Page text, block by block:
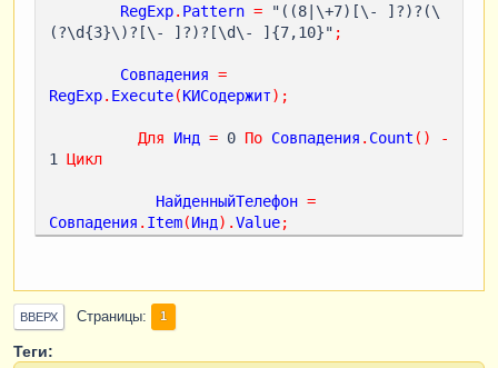
RegExp. Pattern = "((8|\+7)[\- ]?)?(\
(?\d{3}\)?[\- ]?)?[\d\- ]{7,10}" ;
Совпадения =
RegExp. Execute(КИСодержит);
Для Инд = 0 По Совпадения . Count ()
-
1 Цикл
НайденныйТелефон =
Совпадения . Item(Инд).Value;
КИСодержит
СтрЗаменить
(КИСодержит
НайденныйТелефонКодИНомер
ВВЕРХ Страницы 1
Теги: